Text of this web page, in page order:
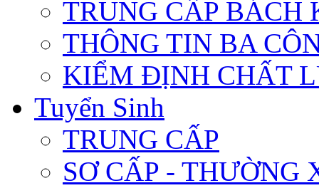
TRUNG CẤP BÁCH
THÔNG TIN BA
KIỂM ĐỊNH CHẤT
Tuyển Sinh
TRUNG CẤP
SƠ CẤP - THƯỜNG